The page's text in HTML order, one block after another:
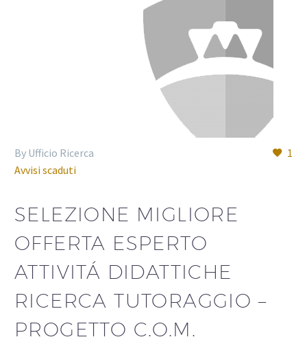
1
By Ufficio Ricerca
Avvisi scaduti
SELEZIONE MIGLIORE
OFFERTA ESPERTO
ATTIVITÁ DIDATTICHE
RICERCA TUTORAGGIO –
PROGETTO C.O.M.